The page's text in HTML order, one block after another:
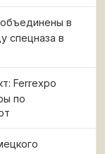
в
спецназа в
Ferrexpo
по